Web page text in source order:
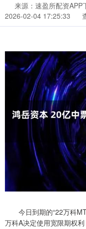
来源：速盈所配资APP
2026-02-04 17:25:33
今日到期的“22万科
万科A决定使用宽限期权利